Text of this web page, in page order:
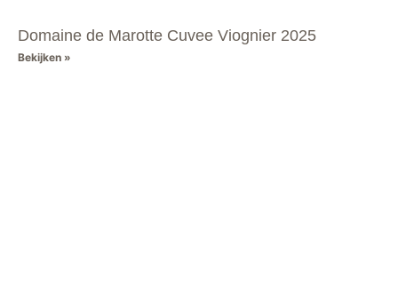
Domaine de Marotte Cuvee Viognier 2025
Bekijken »